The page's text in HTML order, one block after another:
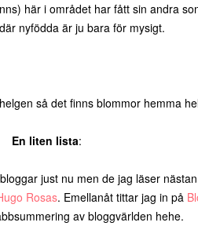
här i området har fått sin andra
nyfödda är ju bara för mysigt.
så det finns blommor hemma
En liten lista:
just nu men de jag läser
Rosas. Emellanåt tittar jag in på
av bloggvärlden hehe.